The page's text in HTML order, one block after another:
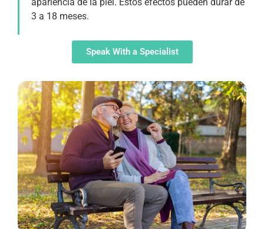
3 a 18 meses.
Speak With a Specialist